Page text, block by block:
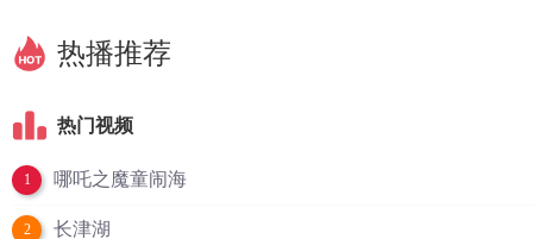
热播推荐
热门视频
1 哪吒之魔童闹海
2 长津湖